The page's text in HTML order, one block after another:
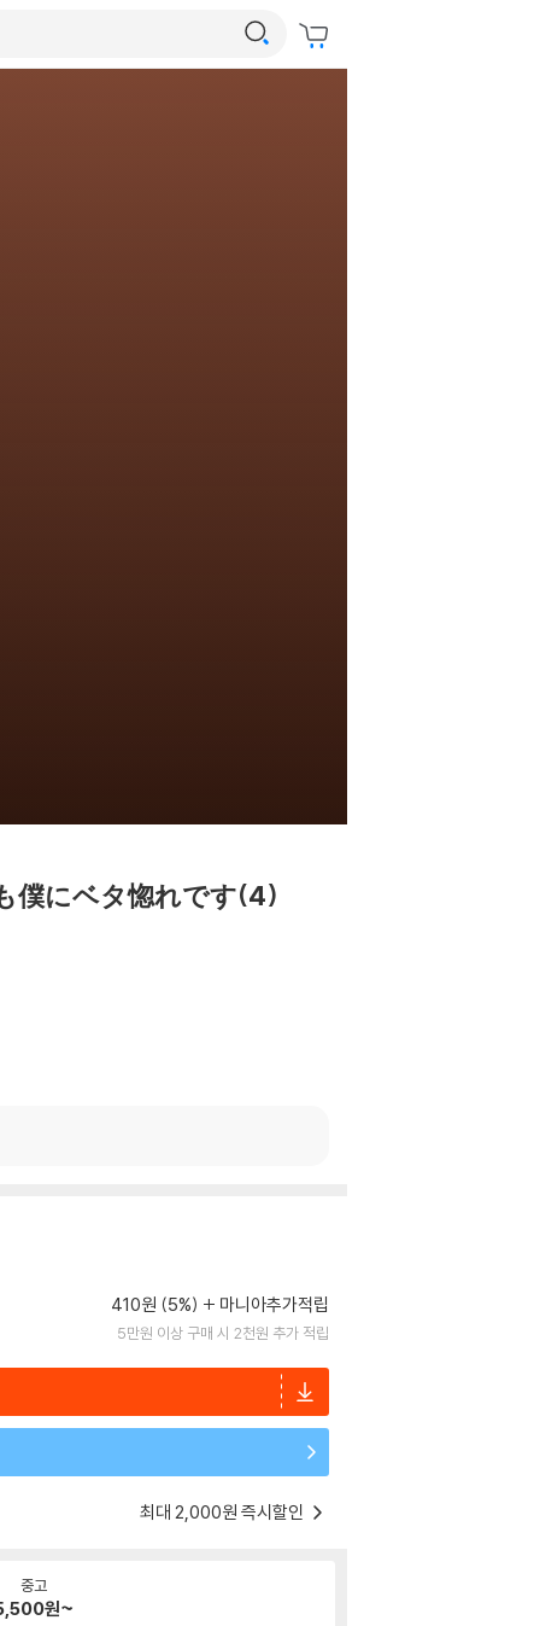
僕にベタ惚れです(4)
410원 (5%) 마니아추가적립
5만원 이상 구매 시 2천원 추가 적립
최대 2,000원 즉시할인
중고
원~